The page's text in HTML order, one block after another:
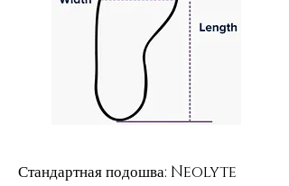
Стандартная подошва: Neolyte